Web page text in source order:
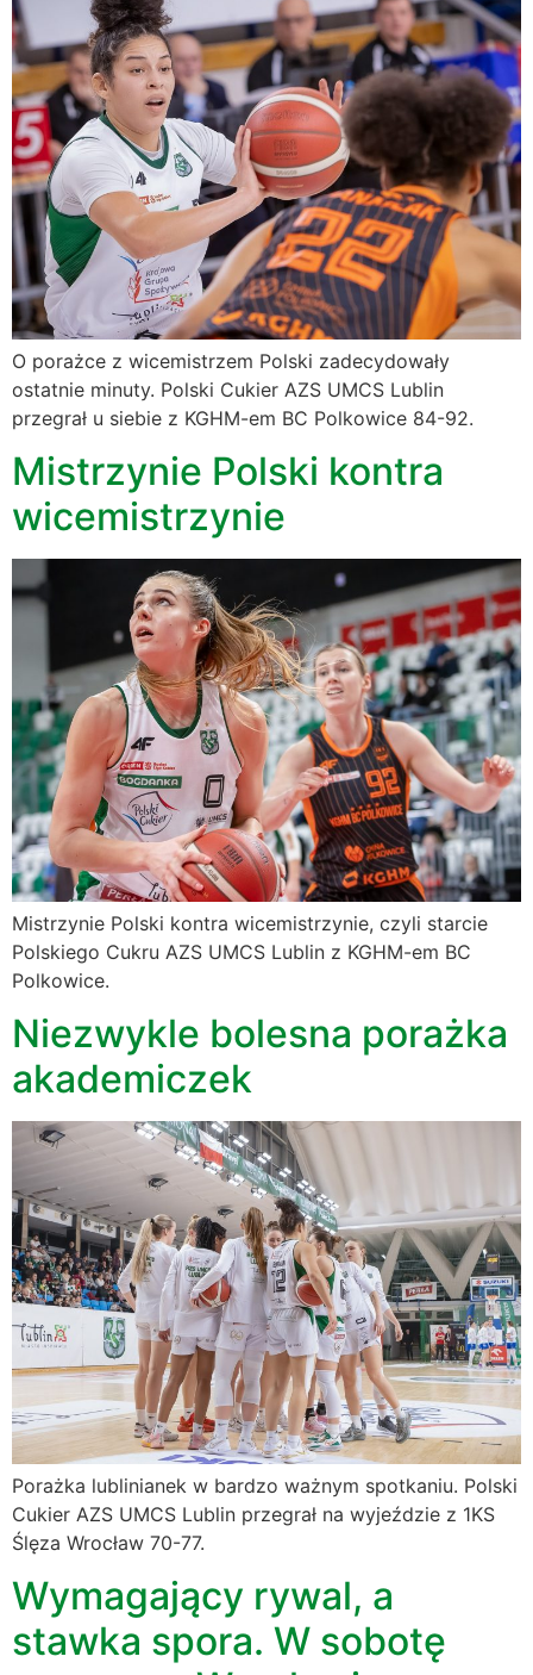
O porażce z wicemistrzem Polski zadecydowały
ostatnie minuty. Polski Cukier AZS UMCS Lublin
przegrał u siebie z KGHM-em BC Polkowice 84-92.
Mistrzynie Polski kontra
wicemistrzynie
Mistrzynie Polski kontra wicemistrzynie, czyli starcie
Polskiego Cukru AZS UMCS Lublin z KGHM-em BC
Polkowice.
Niezwykle bolesna porażka
akademiczek
Porażka lublinianek w bardzo ważnym spotkaniu. Polski
Cukier AZS UMCS Lublin przegrał na wyjeździe z 1KS
Ślęza Wrocław 70-77.
Wymagający rywal, a
stawka spora. W sobotę